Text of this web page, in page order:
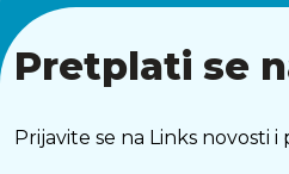
Pretplati se
Prijavite se na Links novosti